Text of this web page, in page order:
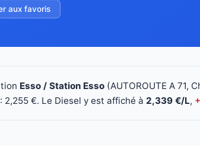
aux favoris
Esso / Station Esso (AUTOROUTE A 71,
: 2,255 €. Le Diesel y est affiché à 2,339 €/L,